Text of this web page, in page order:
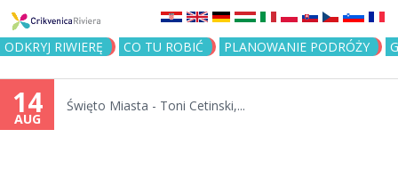
Jump to navigation
ODKRYJ RIWIERĘ CO TU ROBIĆ PLANOWANIE PODRÓŻY
14
AUG
Święto Miasta - Toni Cetinski,...